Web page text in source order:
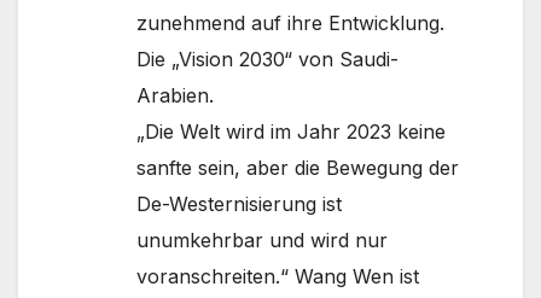
zunehmend auf ihre Entwicklung.
Die „Vision 2030“ von Saudi-
Arabien.
„Die Welt wird im Jahr 2023 keine
sanfte sein, aber die Bewegung der
De-Westernisierung ist
unumkehrbar und wird nur
voranschreiten.“ Wang Wen ist